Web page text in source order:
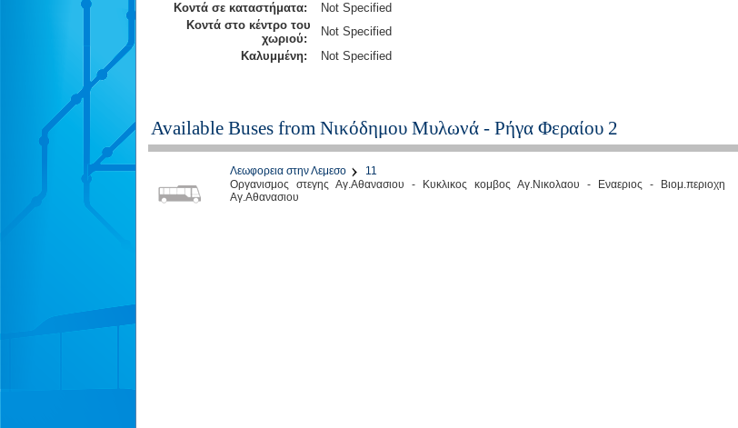
Κοντά σε καταστήματα:
Not Specified
Κοντά στο κέντρο του
χωριού:
Not Specified
Καλυμμένη:
Not Specified
Available Buses from Νικόδημου Μυλωνά - Ρήγα Φεραίου 2
Λεωφορεια στην Λεμεσο
11
Οργανισμος στεγης Αγ.Αθανασιου - Κυκλικος κομβος Αγ.Νικολαου - Εναεριος - Βιομ.περιοχη
Αγ.Αθανασιου